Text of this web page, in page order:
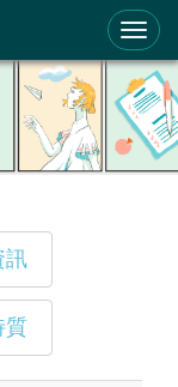
訊
質